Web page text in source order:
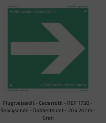
Flugtvejsskilt - Cederroth - REF 1750 -
Selvlysende - Dobbelt­sidet - 20 x 20 cm -
Grøn